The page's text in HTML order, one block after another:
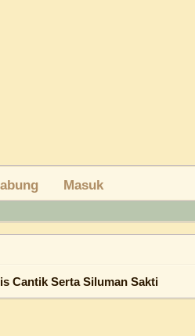
Cantik Serta Siluman Sakti